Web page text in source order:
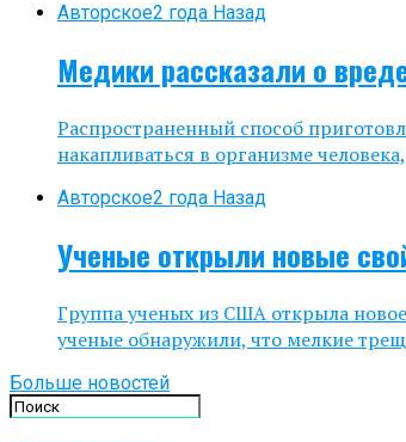
Авторское2 года Назад
Медики рассказали о
Распространенный способ
накапливаться в организме
Авторское2 года Назад
Ученые открыли новые
Группа ученых из США открыла
ученые обнаружили, что мелкие
Больше новостей